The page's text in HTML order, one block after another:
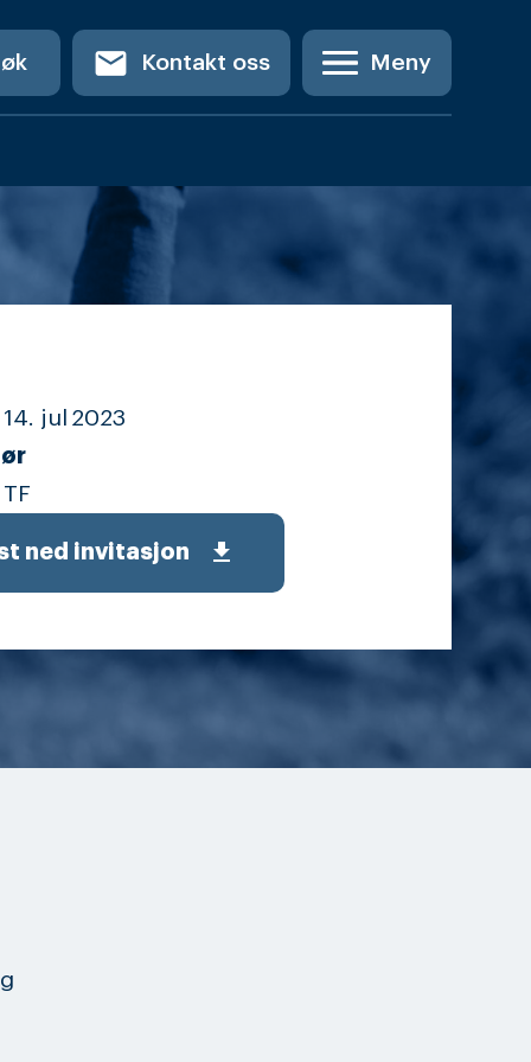
email Kontakt oss Meny
14. jul 2023
ned invitasjon get_app